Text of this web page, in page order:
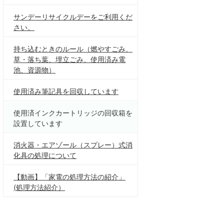
サンデーリサイクルデーをご利用くだ
さい。
持ち込むときのルール（燃やすごみ、
草・落ち葉、埋立ごみ、使用済み電
池、資源物）
使用済み筆記具を回収しています
使用済インクカートリッジの回収箱を
設置しています
消火器・エアゾール（スプレー）式消
化具の処理について
【動画】「家電の処理方法の紹介」
(処理方法紹介）